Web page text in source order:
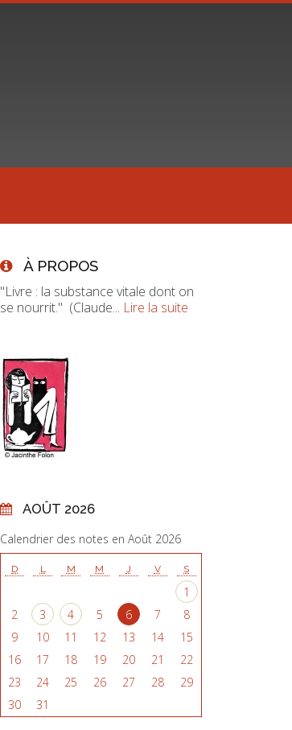
À PROPOS
"Livre : la substance vitale dont on
se nourrit." (Claude... Lire la suite
AOÛT 2026
Calendrier des notes en Août 2026
D L M M J V S
1
2
3 4 5 6 7
8
9
10 11 12 13 14
15
16
17 18 19 20 21
22
23
24 25 26 27 28
29
30
31